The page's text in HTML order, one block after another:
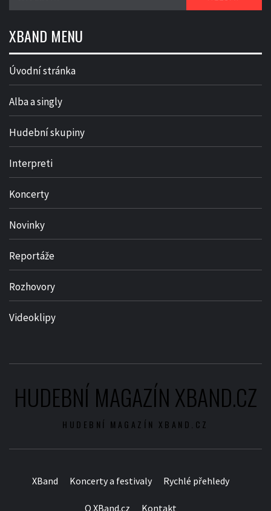
XBAND MENU
Úvodní stránka
Alba a singly
Hudební skupiny
Interpreti
Koncerty
Novinky
Reportáže
Rozhovory
Videoklipy
HUDEBNÍ MAGAZÍN XBAND.CZ
HUDEBNÍ MAGAZÍN XBAND.CZ
XBand Koncerty a festivaly Rychlé přehledy
O XBand.cz Kontakt